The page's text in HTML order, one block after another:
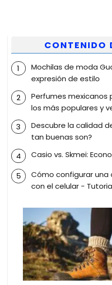
CONTENIDO
Mochilas de moda
expresión de estilo
Perfumes mexicanos
los más populares y
Descubre la calidad
tan buenas son?
Casio vs. Skmei:
Cómo configurar una
con el celular -